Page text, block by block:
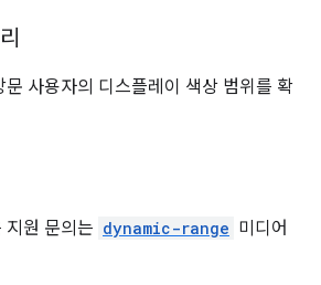
사용자의 디스플레이 색상 범위를 확
지원 문의는 dynamic-range 미디어